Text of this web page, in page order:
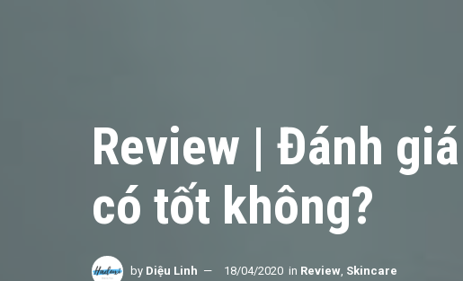
Review | Đánh
có tốt không?
by Diệu Linh 18/04/2020 in Review Skincare